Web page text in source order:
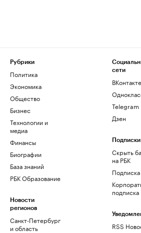
Рубрики
Политика
Экономика
Общество
Бизнес
Технологии и
медиа
Финансы
Биографии
База знаний
РБК Образование
Новости
регионов
Санкт-Петербург
и область
сети
ВКонтакте
Telegram
Дзен
Подписки
Скрыть
на РБК
подписка
RSS